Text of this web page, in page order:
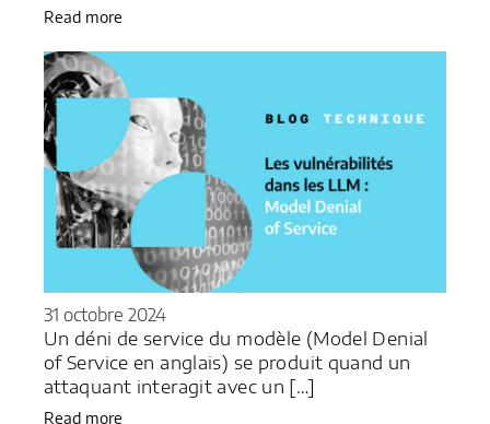
Read more
31 octobre 2024
Un déni de service du modèle (Model Denial
of Service en anglais) se produit quand un
attaquant interagit avec un […]
Read more